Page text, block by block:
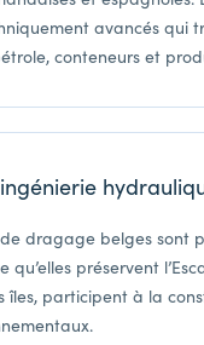
avancés qui
conteneurs et
dragage belges sont
qu’elles préservent
îles, participent à la